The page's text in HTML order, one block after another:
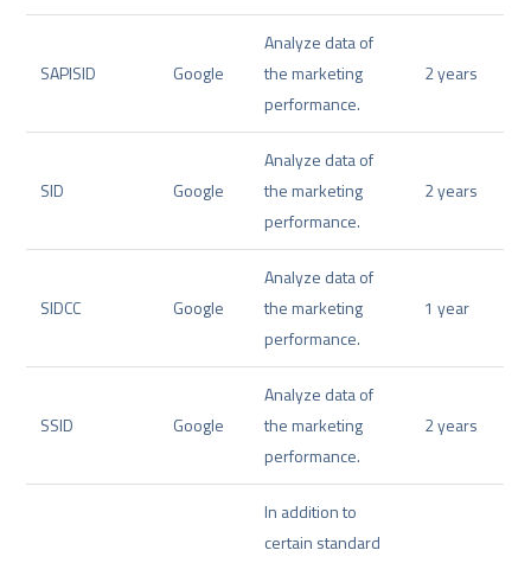
SAPISID Google
Analyze data of
the marketing
performance.
2 years
SID Google
Analyze data of
the marketing
performance.
2 years
SIDCC Google
Analyze data of
the marketing
performance.
1 year
SSID Google
Analyze data of
the marketing
performance.
2 years
In addition to
certain standard